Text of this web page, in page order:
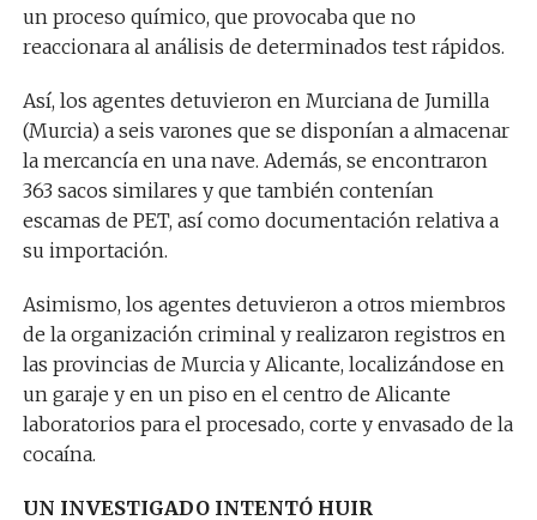
un proceso químico, que provocaba que no
reaccionara al análisis de determinados test rápidos.
Así, los agentes detuvieron en Murciana de Jumilla
(Murcia) a seis varones que se disponían a almacenar
la mercancía en una nave. Además, se encontraron
363 sacos similares y que también contenían
escamas de PET, así como documentación relativa a
su importación.
Asimismo, los agentes detuvieron a otros miembros
de la organización criminal y realizaron registros en
las provincias de Murcia y Alicante, localizándose en
un garaje y en un piso en el centro de Alicante
laboratorios para el procesado, corte y envasado de la
cocaína.
UN INVESTIGADO INTENTÓ HUIR